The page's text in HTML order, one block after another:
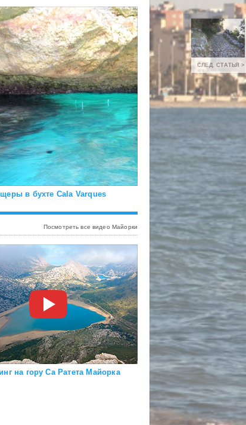
СЛЕД. СТАТЬЯ >
в бухте Cala Varques
Посмотреть все видео Майорки
на гору Са Ратета Майорка